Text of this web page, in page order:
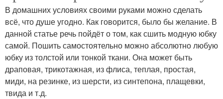
В домашних условиях своими руками можно сделать
всё, что душе угодно. Как говорится, было бы желание. В
данной статье речь пойдёт о том, как сшить модную юбку
самой. Пошить самостоятельно можно абсолютно любую
юбку из толстой или тонкой ткани. Она может быть
драповая, трикотажная, из флиса, теплая, простая,
миди, на резинке, из шерсти, из синтепона, плащевки,
твида и т.д.